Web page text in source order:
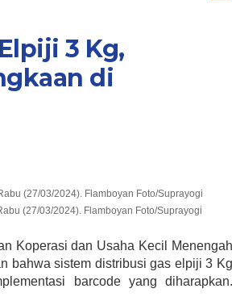
3 Kg,
di
(27/03/2024). Flamboyan Foto/Suprayogi
Koperasi dan Usaha Kecil Menengah
bahwa sistem distribusi gas elpiji 3 Kg
barcode yang diharapkan.